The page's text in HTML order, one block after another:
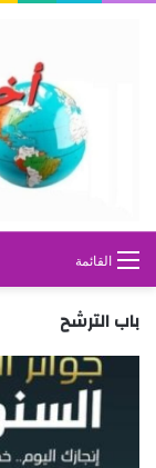
القائمة
باب الترشح